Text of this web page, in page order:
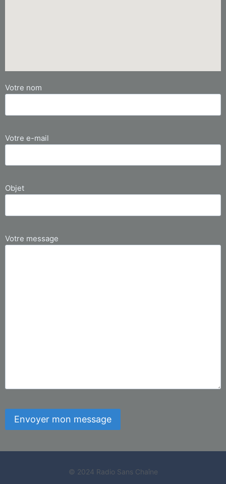
Votre nom
Votre e-mail
Objet
Votre message
© 2024 Radio Sans Chaîne